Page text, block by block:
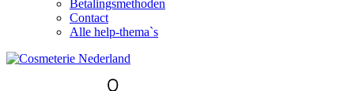
Betalingsmethoden
Contact
Alle help-thema`s